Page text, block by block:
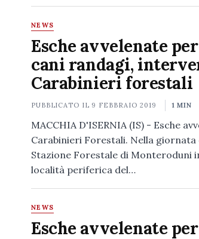
NEWS
Esche avvelenate
cani randagi,
Carabinieri forestali
PUBBLICATO IL 9 FEBBRAIO 2019 1 MIN
MACCHIA D'ISERNIA (IS) - Esche
Carabinieri Forestali. Nella
Stazione Forestale di Monteroduni
località periferica del…
NEWS
Esche avvelenate